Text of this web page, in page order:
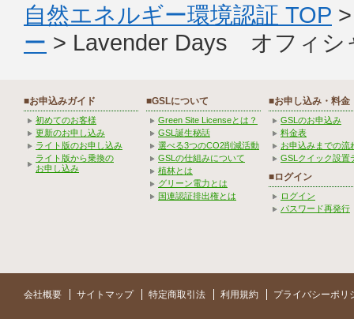
自然エネルギー環境認証 TOP
ー > Lavender Days オフィシ
■お申込みガイド
初めてのお客様
更新のお申し込み
ライト版のお申し込み
ライト版から乗換の
お申し込み
■GSLについて
Green Site Licenseとは？
GSL誕生秘話
選べる3つのCO2削減活動
GSLの仕組みについて
植林とは
グリーン電力とは
国連認証排出権とは
■お申し込み・料金
GSLのお申込み
料金表
お申込みまでの流
GSLクイック設置
■ログイン
ログイン
パスワード再発行
会社概要 サイトマップ 特定商取引法 利用規約 プライバシーポリ